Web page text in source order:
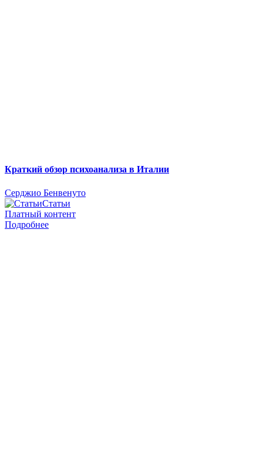
Краткий обзор психоанализа в Италии
Серджио Бенвенуто
Статьи
Платный контент
Подробнее